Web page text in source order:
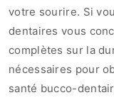
votre sourire. Si
dentaires vous
complètes sur la
nécessaires pour
santé bucco-